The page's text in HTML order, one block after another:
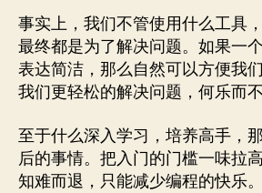
事实上，我们不管使用什么工具
最终都是为了解决问题。如果一
表达简洁，那么自然可以方便我
我们更轻松的解决问题，何乐而
至于什么深入学习，培养高手，
后的事情。把入门的门槛一味拉
知难而退，只能减少编程的快乐。